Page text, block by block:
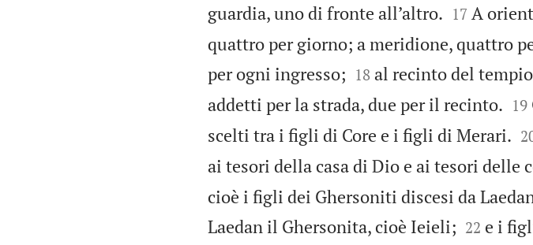
guardia, uno di fronte all’altro.
17 A
quattro per giorno; a meridione, quattro
per ogni ingresso;
18 al recinto del
addetti per la strada, due per il recinto.
19
scelti tra i figli di Core e i figli di Merari.
ai tesori della casa di Dio e ai tesori delle
cioè i figli dei Ghersoniti discesi da
Laedan il Ghersonita, cioè Ieieli;
22 e i